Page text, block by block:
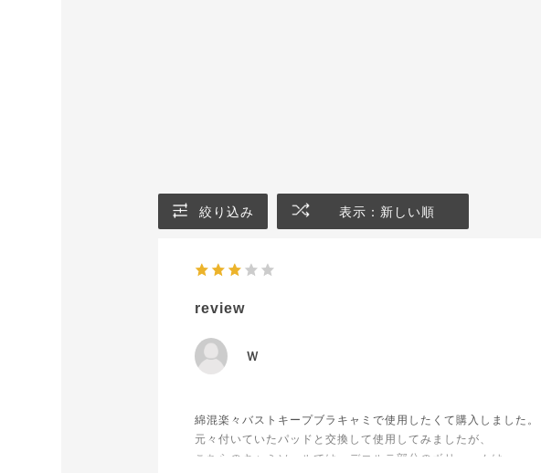
絞り込み 表示：新しい順
review
Ｗ
綿混楽々バストキープブラキャミで使用したくて購入しました。
元々付いていたパッドと交換して使用してみましたが、
こちらのキャミソールでは、デコルテ部分のボリュームは